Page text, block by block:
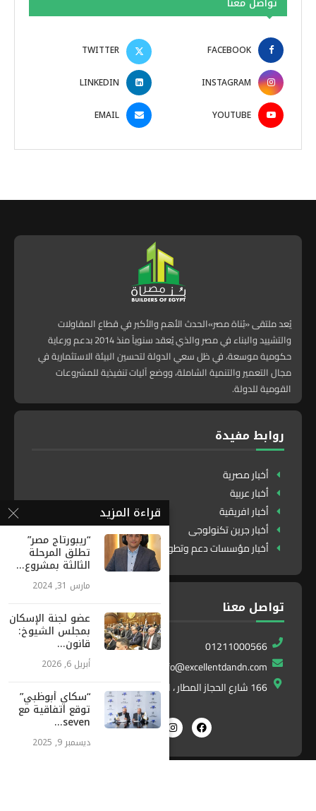
FACEBOOK
TWITTER
INSTAGRAM
LINKEDIN
YOUTUBE
EMAIL
يُعد ملتقى «بُناة مصر»الحدث الأهم والأكبر في قطاع المقاولات
والتشييد والبناء في مصر والذي يُعقد سنوياً منذ 2014 بدعم ورعاية
حكومية موسعة، في ظل سعي الدولة لتحسين البيئة الاستثمارية في
مجال التعمير والتنمية الشاملة، ووضع آليات تنفيذية للمشروعات
القومية للدولة.
روابط مفيدة
أخبار مصرية
أخبار عربية
أخبار افريقية
أخبار جرين تكنولوجى
أخبار مؤسسات دعم وتطوير
تواصل معنا
01211000566
info@excellentdandn.com
166 شارع الحجاز المطار ، النزهة ، القاهرة ، مصر
قراءة المزيد
“ريبورتاج مصر”
تطلق المرحلة
الثالثة بمشروع...
مارس 31, 2024
عضو لجنة الإسكان
بمجلس الشيوخ:
قانون...
أبريل 6, 2026
“سكاي أبوظبي”
توقع اتفاقية مع
seven...
ديسمبر 9, 2025